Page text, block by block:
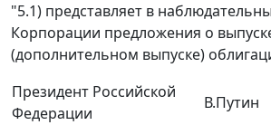
"5.1) представляет в
Корпорации предложения о
(дополнительном выпуске)
Президент Российской
Федерации
В.Путин